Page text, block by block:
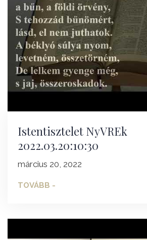
Istentisztelet NyVREk
2022.03.20:10:30
március 20, 2022
TOVÁBB -